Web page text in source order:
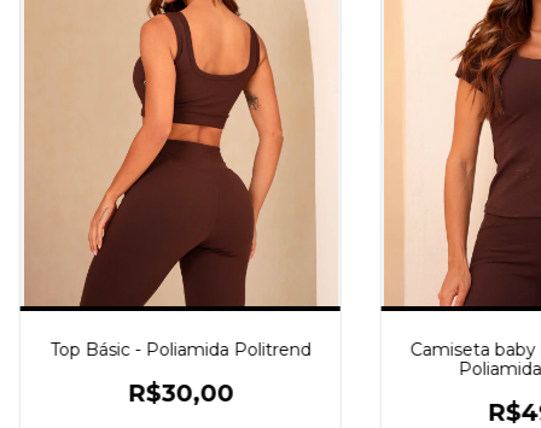
Top Básic - Poliamida Politrend
R$30,00
Camiseta